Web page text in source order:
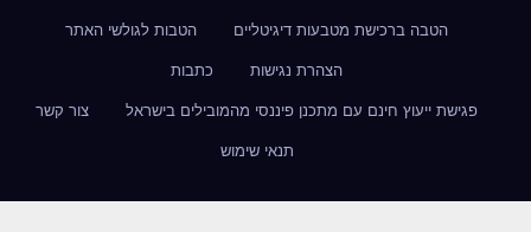
הטבה ברכישת מטבעות דיגיטליים הטבות לגולשי האתר
הצהרת נגישות כתבות
פגישת ייעוץ חינם עם מתכנן פיננסי מהמובילים בישראל צור קשר
תנאי שימוש